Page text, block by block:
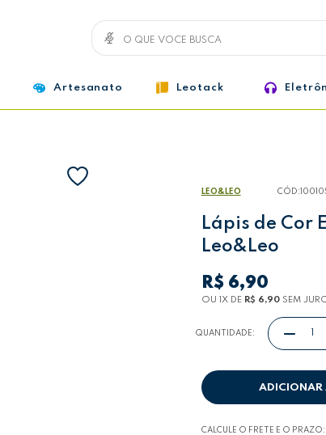
Artesanato Leotack
LEO&LEO CÓD:
Lápis de Cor
Leo&Leo
R$ 6,90
OU 1XDE R$ 6,90SEM
QUANTIDADE:
ADICIONAR
CALCULE O FRETE E O PRAZO: